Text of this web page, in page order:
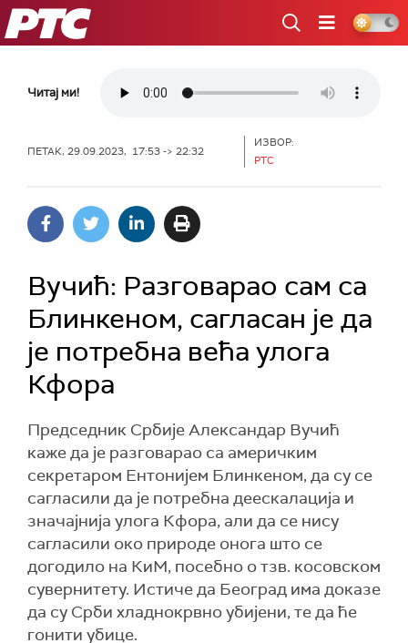
РТС
Читај ми!
ПЕТАК, 29.09.2023, 17:53 -> 22:32
ИЗВОР:
РТС
Вучић: Разговарао сам са
Блинкеном, сагласан је да
је потребна већа улога
Кфора
Председник Србије Александар Вучић
каже да је разговарао са америчким
секретаром Ентонијем Блинкеном, да су се
сагласили да је потребна деескалација и
значајнија улога Кфора, али да се нису
сагласили око природе онога што се
догодило на КиМ, посебно о тзв. косовском
сувернитету. Истиче да Београд има доказе
да су Срби хладнокрвно убијени, те да ће
гонити убице.